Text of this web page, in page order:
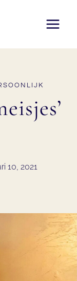
10, 2021